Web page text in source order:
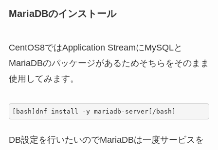
MariaDBのインストール
CentOS8ではApplication StreamにMySQLと
MariaDBのパッケージがあるためそちらをそのまま
使用してみます。
[bash]dnf install -y mariadb-server[/bash]
DB設定を行いたいのでMariaDBは一度サービスを